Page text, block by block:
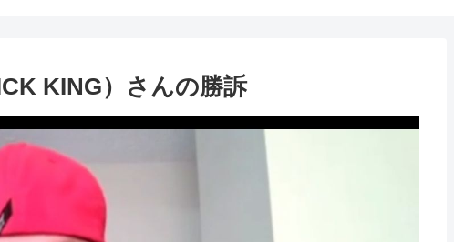
KING）さんの勝訴